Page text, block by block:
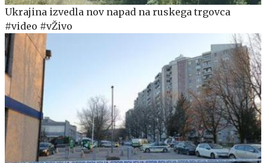
Ukrajina izvedla nov napad na ruskega trgovca
#video #vŽivo